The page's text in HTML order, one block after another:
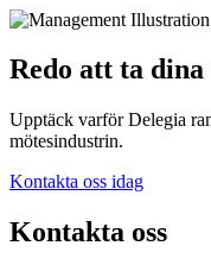
Redo att ta
Upptäck varför Delegia
mötesindustrin.
Kontakta oss idag
Kontakta oss